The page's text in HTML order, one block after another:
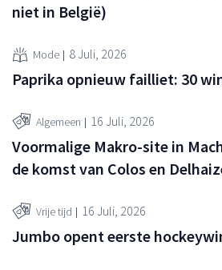
niet in België)
Mode 8 Juli, 2026
Paprika opnieuw failliet: 30
Algemeen 16 Juli, 2026
Voormalige Makro-site in
de komst van Colos en
Vrije tijd 16 Juli, 2026
Jumbo opent eerste